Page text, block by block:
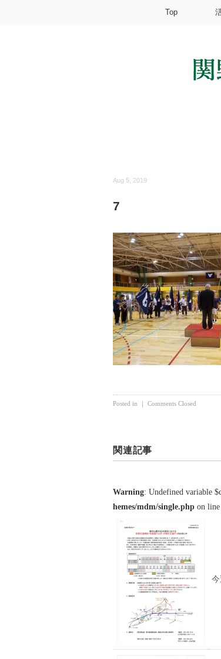
Top
Aug 5, 2019
7
Posted in ｜ Comments Closed
関連記事
Warning: Undefined variable
hemes/mdm/single.php on line